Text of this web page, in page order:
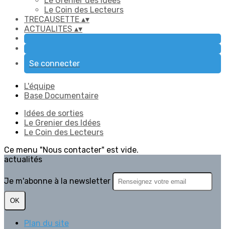
Le Coin des Lecteurs
TRECAUSETTE ▴▾
ACTUALITES ▴▾
Se connecter
L'équipe
Base Documentaire
Idées de sorties
Le Grenier des Idées
Le Coin des Lecteurs
Ce menu "Nous contacter" est vide.
actualités
Je m'abonne à la newsletter
OK
Plan du site